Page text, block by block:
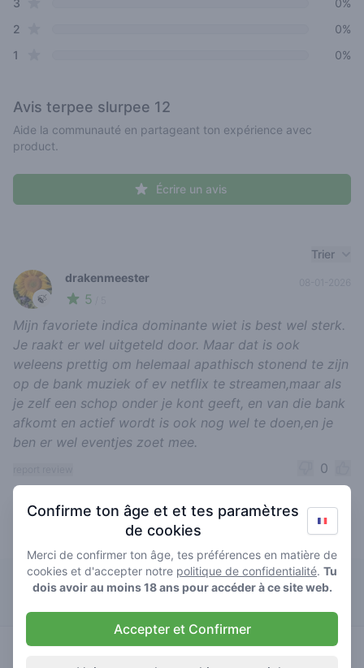
3
0%
2
0%
1
0%
Avis terpee slurpee 12
Aide la communauté en partageant ton expérience avec
product.
Écrire un avis
Trier
🍃
drakenmeester
5
Mijn favoriete indica dominante wiet is best wel sterk.
Je raakt er wel uitgeteld door. Maar dat is ook
weleens prettig om helemaal apathisch stonend te zijn
op de bank muziek of ev netflix te streamen,maar als
je zelf een schop onder je kont geeft, en van die bank
afkomt en actief wordt is ook nog wel te doen,en je
ben er wel eventjes zoet mee.
0
terpee slurpee 12 les mieux notés
The Cat
terpee
0/ 5 €€€€
Confirme ton âge et et tes paramètres
de cookies
Merci de confirmer ton âge, tes préférences en matière de
cookies et d'accepter notre politique de confidentialité. Tu
dois avoir au moins 18 ans pour accéder à ce site web.
Accepter et Confirmer